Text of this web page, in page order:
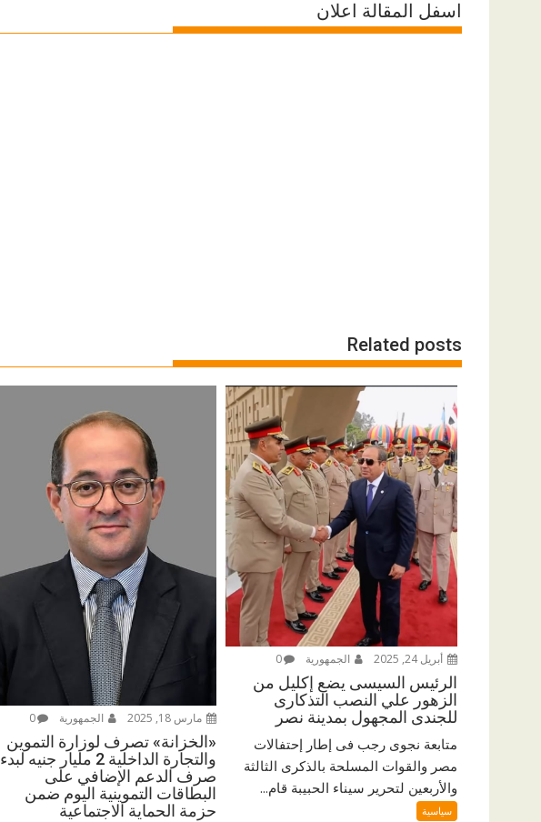
اسفل المقالة اعلان
Related posts
أبريل 24, 2025 الجمهورية 0
الرئيس السيسى يضع إكليل من
الزهور علي النصب التذكارى
للجندى المجهول بمدينة نصر
متابعة نجوى رجب فى إطار إحتفالات
مصر والقوات المسلحة بالذكرى الثالثة
والأربعين لتحرير سيناء الحبيبة قام...
سياسية
مارس 18, 2025 الجمهورية 0
«الخزانة» تصرف لوزارة التموين
والتجارة الداخلية 2 مليار جنيه لبدء
صرف الدعم الإضافي على
البطاقات التموينية اليوم ضمن
حزمة الحماية الاجتماعية